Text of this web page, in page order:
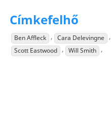
Címkefelhő
Ben Affleck , Cara Delevingne ,
Scott Eastwood , Will Smith ,